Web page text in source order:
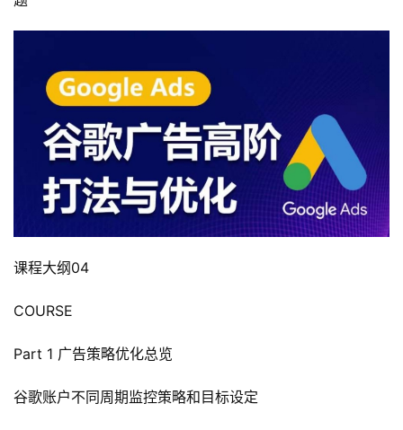
课程大纲04
COURSE
Part 1 广告策略优化总览
谷歌账户不同周期监控策略和目标设定